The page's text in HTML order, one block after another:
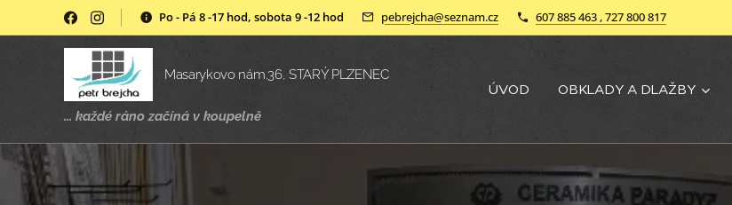
Po - Pá 8 -17 hod, sobota 9 -12 hod pebrejcha@seznam.cz 607 885 463 , 727 800 817
Masarykovo nám.36, STARÝ PLZENEC
... každé ráno začíná v koupelně
ÚVOD OBKLADY A DLAŽBY